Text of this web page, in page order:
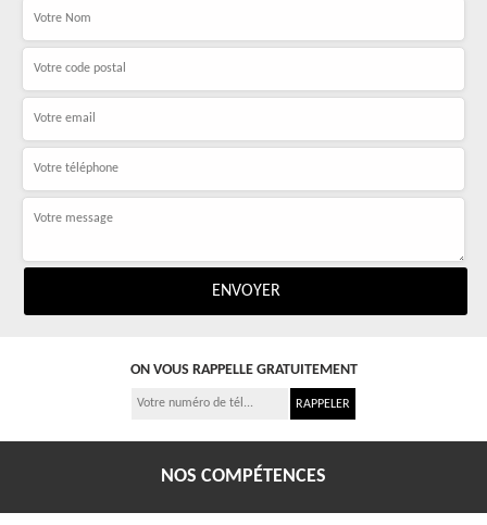
ON VOUS RAPPELLE GRATUITEMENT
NOS COMPÉTENCES